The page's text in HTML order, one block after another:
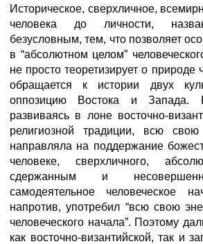
Историческое, сверхличное,
человека до личности,
безусловным, тем, что позволяет
в “абсолютном целом”
не просто теоретизирует о природе
обращается к истории двух
оппозицию Восто­ка и Запада.
развиваясь в лоне восточно-
религиозной традиции, всю
направляла на поддержание
челове­ке, сверхличного,
сдержанным и
самодеятельное человеческое
напротив, употребил “всю свою
человеческого начала”. Поэтому
как восточно-византий­ской, так и